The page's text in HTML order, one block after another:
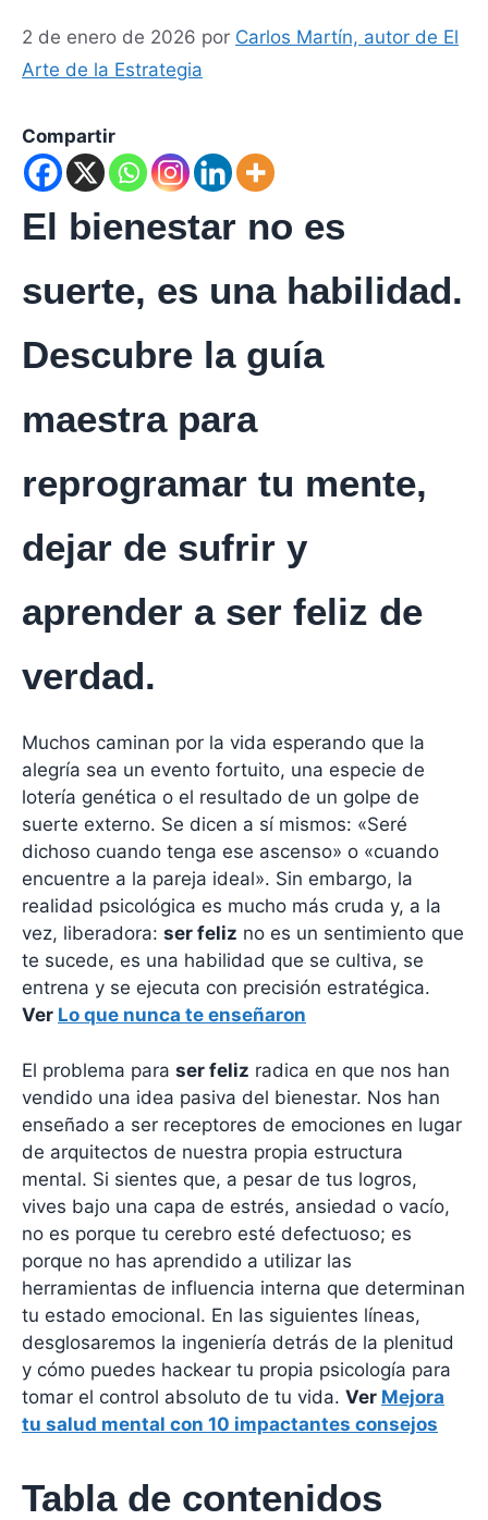
2 de enero de 2026 por Carlos Martín, autor de El
Arte de la Estrategia
Compartir
El bienestar no es
suerte, es una habilidad.
Descubre la guía
maestra para
reprogramar tu mente,
dejar de sufrir y
aprender a ser feliz de
verdad.
Muchos caminan por la vida esperando que la
alegría sea un evento fortuito, una especie de
lotería genética o el resultado de un golpe de
suerte externo. Se dicen a sí mismos: «Seré
dichoso cuando tenga ese ascenso» o «cuando
encuentre a la pareja ideal». Sin embargo, la
realidad psicológica es mucho más cruda y, a la
vez, liberadora: ser feliz no es un sentimiento que
te sucede, es una habilidad que se cultiva, se
entrena y se ejecuta con precisión estratégica.
Ver Lo que nunca te enseñaron
El problema para ser feliz radica en que nos han
vendido una idea pasiva del bienestar. Nos han
enseñado a ser receptores de emociones en lugar
de arquitectos de nuestra propia estructura
mental. Si sientes que, a pesar de tus logros,
vives bajo una capa de estrés, ansiedad o vacío,
no es porque tu cerebro esté defectuoso; es
porque no has aprendido a utilizar las
herramientas de influencia interna que determinan
tu estado emocional. En las siguientes líneas,
desglosaremos la ingeniería detrás de la plenitud
y cómo puedes hackear tu propia psicología para
tomar el control absoluto de tu vida. Ver Mejora
tu salud mental con 10 impactantes consejos
Tabla de contenidos